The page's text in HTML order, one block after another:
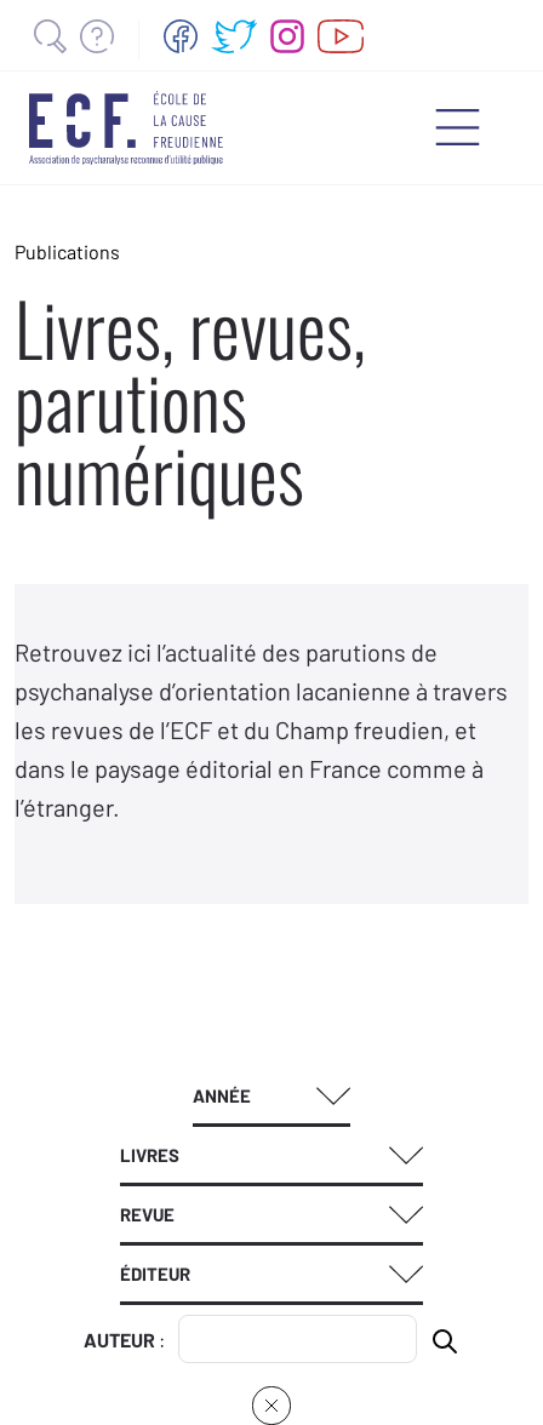
Publications
Livres, revues,
parutions
numériques
Retrouvez ici l’actualité des parutions de
psychanalyse d’orientation lacanienne à travers
les revues de l’ECF et du Champ freudien, et
dans le paysage éditorial en France comme à
l’étranger.
ANNÉE
LIVRES
REVUE
ÉDITEUR
AUTEUR :